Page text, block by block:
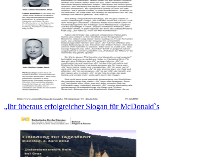
„Ihr überaus erfolgreicher Slogan für McDonald`s